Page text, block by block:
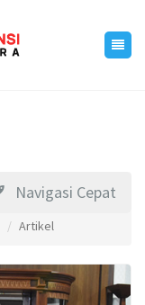
Navigasi Cepat
Artikel